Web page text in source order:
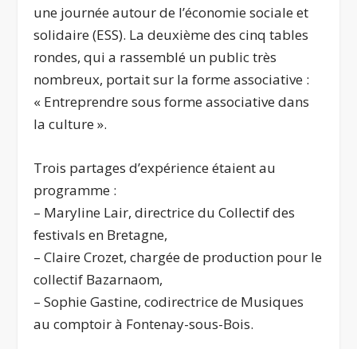
une journée autour de l’économie sociale et
solidaire (ESS). La deuxième des cinq tables
rondes, qui a rassemblé un public très
nombreux, portait sur la forme associative :
« Entreprendre sous forme associative dans
la culture ».
Trois partages d’expérience étaient au
programme :
– Maryline Lair, directrice du Collectif des
festivals en Bretagne,
– Claire Crozet, chargée de production pour le
collectif Bazarnaom,
– Sophie Gastine, codirectrice de Musiques
au comptoir à Fontenay-sous-Bois.